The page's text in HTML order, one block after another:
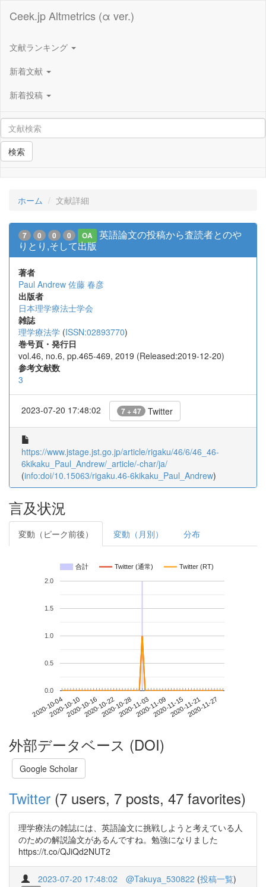
Ceek.jp Altmetrics (α ver.)
文献ランキング
新着文献
新着投稿
検索
ホーム 文献詳細
7 0 0 0 OA
英語論文の投稿から査読者とのや
りとり,そして出版
著者
Paul Andrew 佐藤 春彦
出版者
日本理学療法士学会
雑誌
理学療法学 (ISSN:02893770)
巻号頁・発行日
vol.46, no.6, pp.465-469, 2019 (Released:2019-12-20)
参考文献数
3
2023-07-20 17:48:02 7 + 47 Twitter
https://www.jstage.jst.go.jp/article/rigaku/46/6/46_46-
6kikaku_Paul_Andrew/_article/-char/ja/
(info:doi/10.15063/rigaku.46-6kikaku_Paul_Andrew)
言及状況
変動（ピーク前後） 変動（月別） 分布
合計 Twitter (通常) Twitter (RT)
2020-10-042020-10-102020-10-162020-10-222020-10-282020-11-032020-11-092020-11-152020-11-212020-11-27
0.0
0.5
1.0
1.5
2.0
外部データベース (DOI)
Google Scholar
Twitter (7 users, 7 posts, 47 favorites)
理学療法の雑誌には、英語論文に挑戦しようと考えている人
のための解説論文があるんですね。勉強になりました
https://t.co/QJiQd2NUT2
2023-07-20 17:48:02 @Takuya_530822 (投稿一覧)